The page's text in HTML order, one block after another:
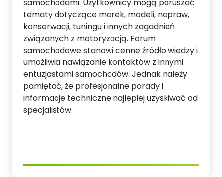
samochodami. Użytkownicy mogą poruszać
tematy dotyczące marek, modeli, napraw,
konserwacji, tuningu i innych zagadnień
związanych z motoryzacją. Forum
samochodowe stanowi cenne źródło wiedzy i
umożliwia nawiązanie kontaktów z innymi
entuzjastami samochodów. Jednak należy
pamiętać, że profesjonalne porady i
informacje techniczne najlepiej uzyskiwać od
specjalistów.